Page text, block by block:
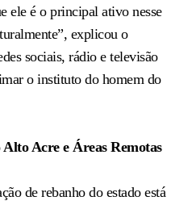
ele é o principal ativo nesse
explicou o
sociais, rádio e televisão
o instituto do homem do
Acre e Áreas Remotas
de rebanho do estado está